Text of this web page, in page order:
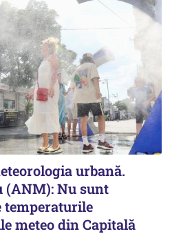
urbană.
(ANM): Nu sunt
meteo din Capitală